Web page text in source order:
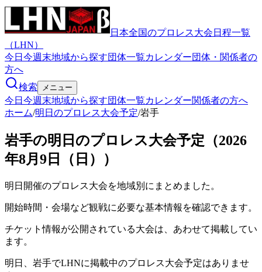
日本全国のプロレス大会日程一覧
（LHN）
今日 今週末地域から探す団体一覧カレンダー団体・関係者の
方へ
検索
メニュー
今日 今週末地域から探す団体一覧カレンダー関係者の方へ
ホーム/明日のプロレス大会予定/岩手
岩手の明日のプロレス大会予定（2026
年8月9日（日））
明日開催のプロレス大会を地域別にまとめました。
開始時間・会場など観戦に必要な基本情報を確認できます。
チケット情報が公開されている大会は、あわせて掲載してい
ます。
明日、岩手でLHNに掲載中のプロレス大会予定はありませ